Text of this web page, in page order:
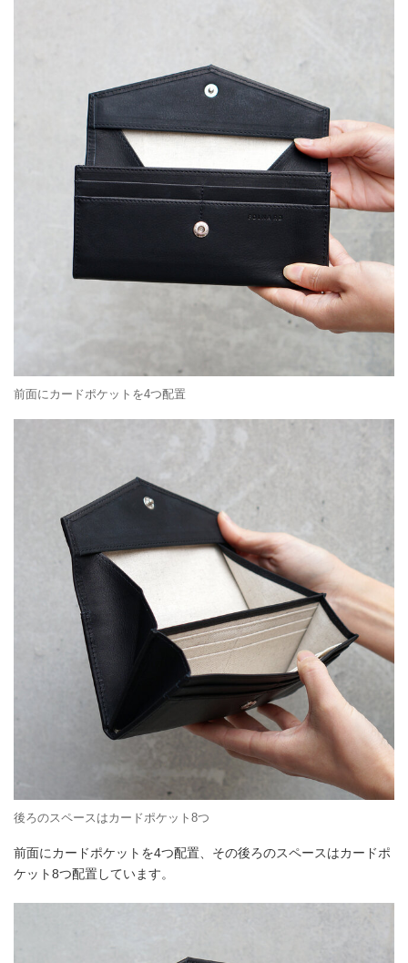
前面にカードポケットを4つ配置
後ろのスペースはカードポケット8つ
前面にカードポケットを4つ配置、その後ろのスペースはカードポ
ケット8つ配置しています。